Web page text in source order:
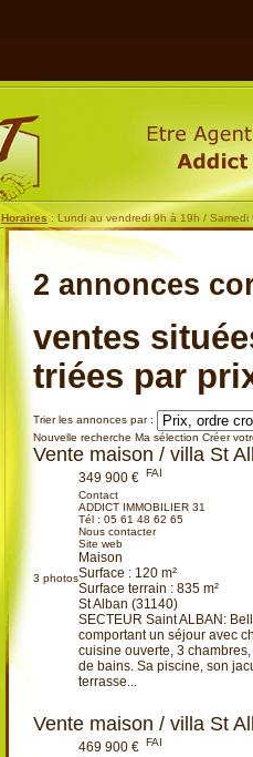
Horaires : Lundi au vendredi 9h à 19h / Samedi
2 annonces
ventes
triées par
Trier les annonces par :
Nouvelle recherche Ma sélection Créer
Vente maison / villa St
3 photos
349 900 € FAI
Contact
ADDICT IMMOBILIER 31
Tél : 05 61 48 62 65
Nous contacter
Site web
Maison
Surface : 120 m²
Surface terrain : 835 m²
St Alban (31140)
SECTEUR Saint ALBAN:
comportant un séjour avec
cuisine ouverte, 3
de bains. Sa piscine, son
terrasse...
Vente maison / villa St
469 900 € FAI